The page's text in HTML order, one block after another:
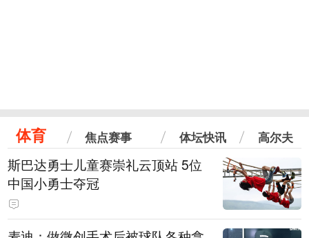
体育 焦点赛事 体坛快讯 高尔夫
斯巴达勇士儿童赛崇礼云顶站 5位
中国小勇士夺冠